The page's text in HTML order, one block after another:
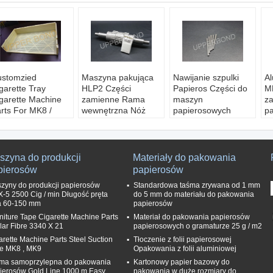
Tray
Machine
For MK8 /
Żółty
GÓRNE
Maszyna pakująca
HLP2 Części
zamienne Rama
wewnętrzna Nóż
stalowy
Chiny
Karton
Czas realizacji:
jeden miesiąc
Nawijanie szpulki
Papieros Części do
maszyn
papierosowych
Materiał:Stop
MOQ:100
Kraj:
do produkcji
do produkcji papierosów
5 2500 Cig / min Długość pręta
60-150 mm
Tape Cigarette Machine Parts
Fibre 3340 X 21
Machine Parts Steel Suction
MK8 , MK9
samoprzylepna do pakowania
Gold Line 1000 m Easy
Materiały do ​​pakowania
papierosów
Standardowa taśma zrywana od 1 mm
do 5 mm do materiału do pakowania
papierosów
Materiał do pakowania papierosów
papierosowych o gramaturze 25 g / m2
Tłoczenie z folii papierosowej
Opakowania z folii aluminiowej
Kartonowy papier bazowy do
pakowania w duże rozmiary do